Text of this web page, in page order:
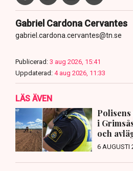
Gabriel Cardona Cervantes
gabriel.cardona.cervantes@tn.se
Publicerad: 3 aug 2026, 15:41
Uppdaterad: 4 aug 2026, 11:33
LÄS ÄVEN
i
och
6 AUGUSTI